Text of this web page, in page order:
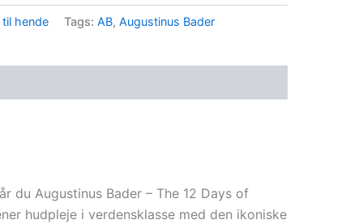
til hende Tags: AB, Augustinus Bader
du Augustinus Bader – The 12 Days of
hudpleje i verdensklasse med den ikoniske